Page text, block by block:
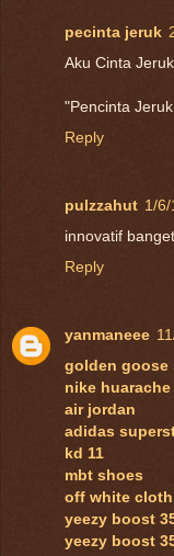
pecinta jeruk
Aku Cinta Jeruk
"Pencinta
Reply
pulzzahut 1/6/
innovatif
Reply
yanmaneee
golden goose
nike huarache
air jordan
adidas
kd 11
mbt shoes
off white
yeezy boost
yeezy boost